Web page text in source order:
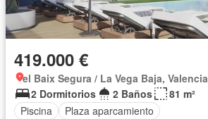
419.000 €
el Baix Segura / La Vega Baja, Valencia
2 Dormitorios
2 Baños
81 m²
Piscina
Plaza aparcamiento